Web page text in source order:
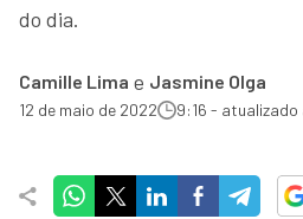
do dia.
Camille Lima e Jasmine Olga
12 de maio de 2022 9:16 - atualizado